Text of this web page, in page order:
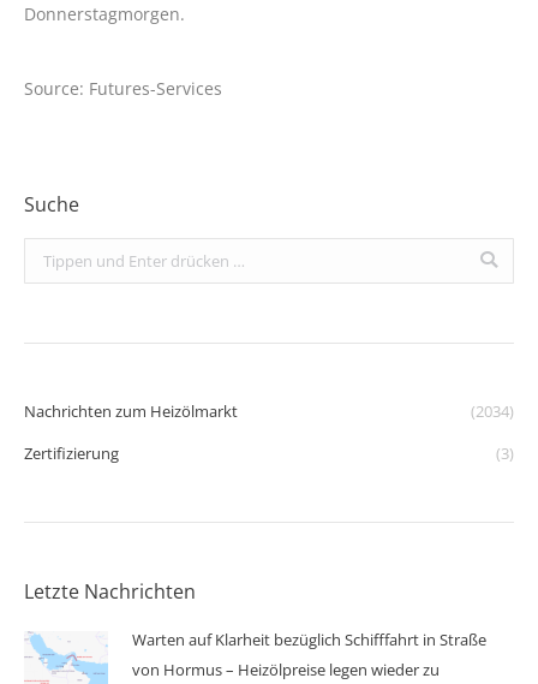
Donnerstagmorgen.
Source: Futures-Services
Suche
Search:
Nachrichten zum Heizölmarkt
(2034)
Zertifizierung
(3)
Letzte Nachrichten
Warten auf Klarheit bezüglich Schifffahrt in Straße
von Hormus – Heizölpreise legen wieder zu